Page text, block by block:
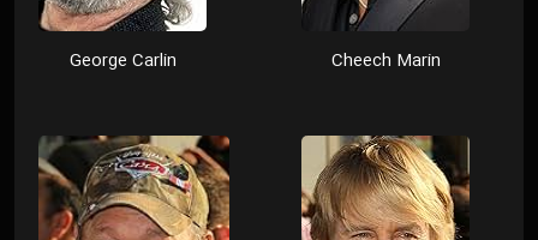
Cheech Marin
George Carlin